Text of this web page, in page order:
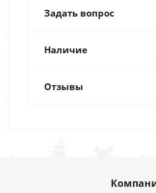
Задать вопрос
Наличие
Отзывы